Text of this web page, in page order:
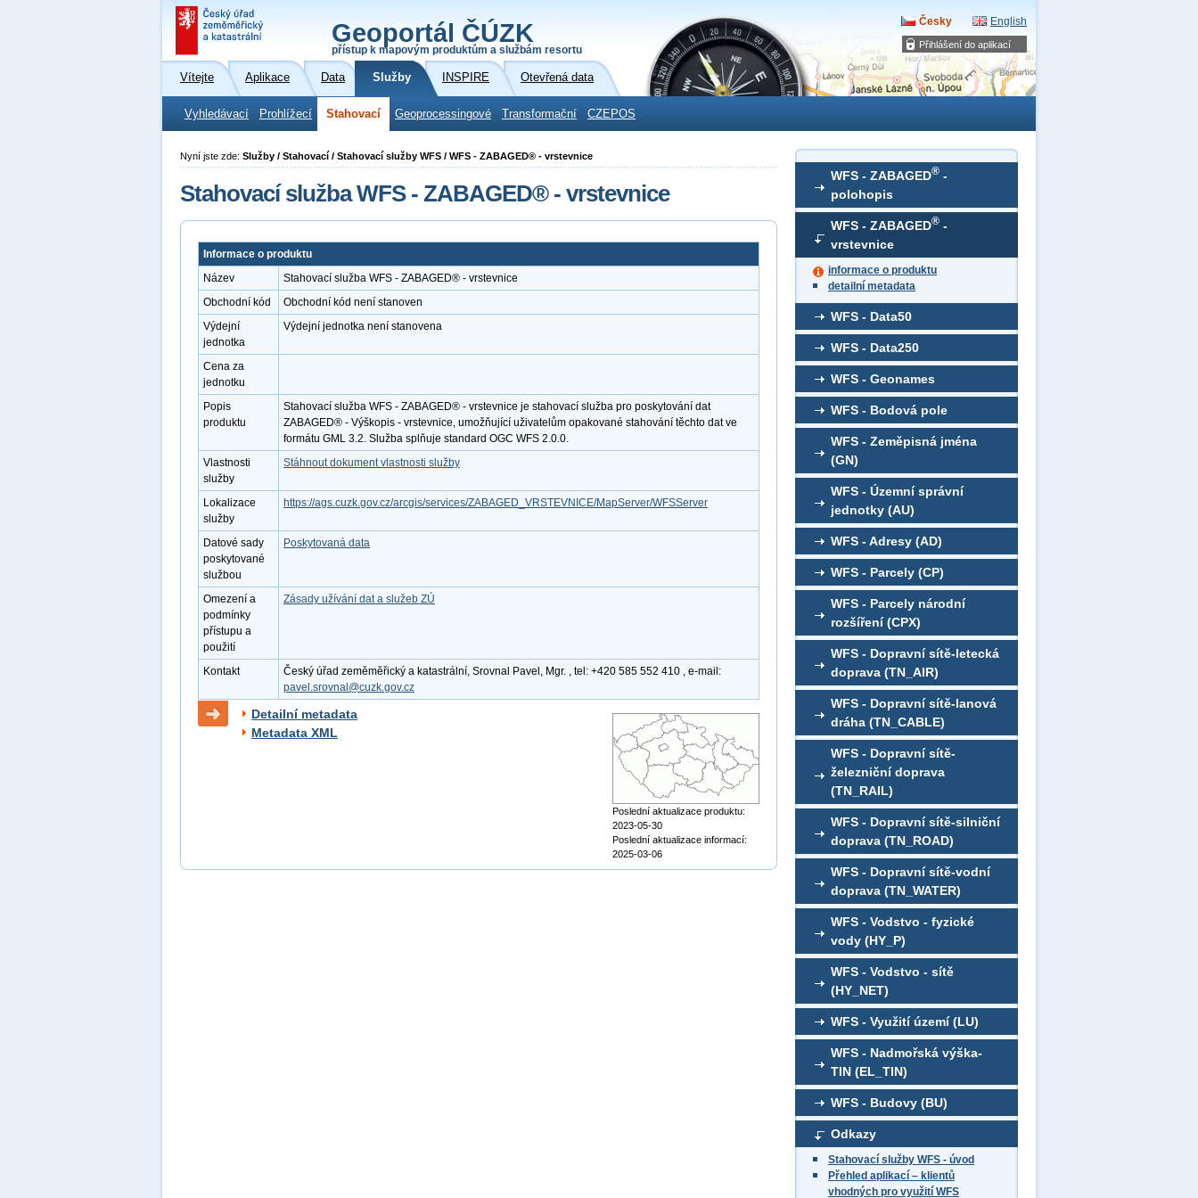
Přihlášení do aplikací
Geoportál ČÚZK
přístup k mapovým produktům a službám resortu
Česky English
Vítejte Aplikace Data Služby INSPIRE Otevřená data
Vyhledávací Prohlížecí Stahovací Geoprocessingové Transformační CZEPOS
WFS - ZABAGED® -
polohopis
WFS - ZABAGED® -
vrstevnice
informace o produktu
detailní metadata
WFS - Data50
WFS - Data250
WFS - Geonames
WFS - Bodová pole
WFS - Zeměpisná jména
(GN)
WFS - Územní správní
jednotky (AU)
WFS - Adresy (AD)
WFS - Parcely (CP)
WFS - Parcely národní
rozšíření (CPX)
WFS - Dopravní sítě-letecká
doprava (TN_AIR)
WFS - Dopravní sítě-lanová
dráha (TN_CABLE)
WFS - Dopravní sítě-
železniční doprava
(TN_RAIL)
WFS - Dopravní sítě-silniční
doprava (TN_ROAD)
WFS - Dopravní sítě-vodní
doprava (TN_WATER)
WFS - Vodstvo - fyzické
vody (HY_P)
WFS - Vodstvo - sítě
(HY_NET)
WFS - Využití území (LU)
WFS - Nadmořská výška-
TIN (EL_TIN)
WFS - Budovy (BU)
Odkazy
Stahovací služby WFS - úvod
Přehled aplikací – klientů
vhodných pro využití WFS
Nyní jste zde: Služby / Stahovací / Stahovací služby WFS / WFS - ZABAGED® - vrstevnice
Stahovací služba WFS - ZABAGED® - vrstevnice
Informace o produktu
Název
Stahovací služba WFS - ZABAGED® - vrstevnice
Obchodní kód
Obchodní kód není stanoven
Výdejní
jednotka
Výdejní jednotka není stanovena
Cena za
jednotku
Popis
produktu
Stahovací služba WFS - ZABAGED® - vrstevnice je stahovací služba pro poskytování dat
ZABAGED® - Výškopis - vrstevnice, umožňující uživatelům opakované stahování těchto dat ve
formátu GML 3.2. Služba splňuje standard OGC WFS 2.0.0.
Vlastnosti
služby
Stáhnout dokument vlastnosti služby
Lokalizace
služby
https://ags.cuzk.gov.cz/arcgis/services/ZABAGED_VRSTEVNICE/MapServer/WFSServer
Datové sady
poskytované
službou
Poskytovaná data
Omezení a
podmínky
přístupu a
použití
Zásady užívání dat a služeb ZÚ
Kontakt
Český úřad zeměměřický a katastrální, Srovnal Pavel, Mgr. , tel: +420 585 552 410 , e-mail:
pavel.srovnal@cuzk.gov.cz
Detailní metadata
Metadata XML
Poslední aktualizace produktu:
2023-05-30
Poslední aktualizace informací:
2025-03-06